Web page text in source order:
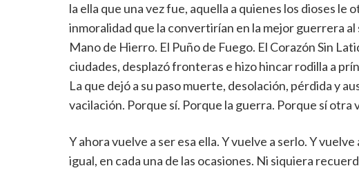
la ella que una vez fue, aquella a quienes los dioses le
inmoralidad que la convertirían en la mejor guerrera al
Mano de Hierro. El Puño de Fuego. El Corazón Sin
ciudades, desplazó fronteras e hizo hincar rodilla a
La que dejó a su paso muerte, desolación, pérdida y
vacilación. Porque sí. Porque la guerra. Porque sí otra
Y ahora vuelve a ser esa ella. Y vuelve a serlo. Y
igual, en cada una de las ocasiones. Ni siquiera